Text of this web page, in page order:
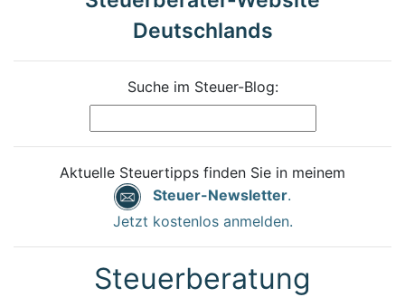
Deutschlands
Suche im Steuer-Blog:
Aktuelle Steuertipps finden Sie in meinem
Steuer-Newsletter.
Jetzt kostenlos anmelden.
Steuerberatung